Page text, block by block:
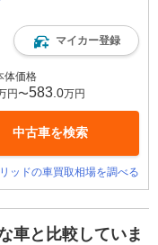
マイカー登録
体価格
円〜583 .0万円
中古車を検索
ッドの車買取相場を調べる
車と比較していま